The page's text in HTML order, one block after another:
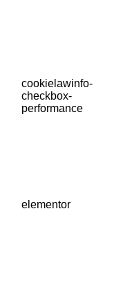
cookielawinfo-
checkbox-
performance
elementor